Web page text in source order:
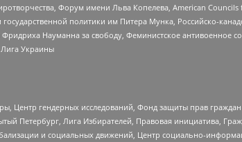
Форум имени Льва Копелева, American
политики им Питера Мунка, Российско-
Науманна за свободу, Феминистское антивоенное
Украины
Центр гендерных исследований, Фонд защиты прав
Лига Избирателей, Правовая инициатива,
и социальных движений, Центр социально-